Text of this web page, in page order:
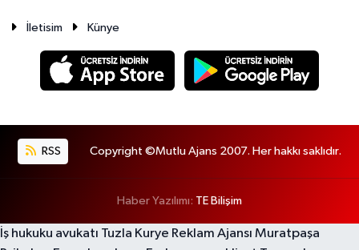
İletisim Künye
RSS Copyright ©Mutlu Ajans 2007. Her hakkı saklıdır.
Haber Yazılımı: TE Bilişim
İş hukuku avukatı Tuzla Kurye Reklam Ajansı Muratpaşa